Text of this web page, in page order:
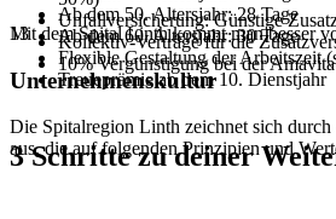
Ab dem 50. Altersjahr: 28 Tage
Ab dem 60. Altersjahr: 30 Tage
Flexible Gestaltung der Arbeitszeit
Treueprämie ab dem 10. Dienstjahr
Unfallversicherung: Günstige
Kollektiv-Verträge für die
10% Vergünstigung bei der
Mit dem Spital Linth kommt man besser
13
Unternehmenskultur
Die Spitalregion Linth zeichnet sich
aus, die auf folgenden Prinzipien und
3 Schritte zu deiner